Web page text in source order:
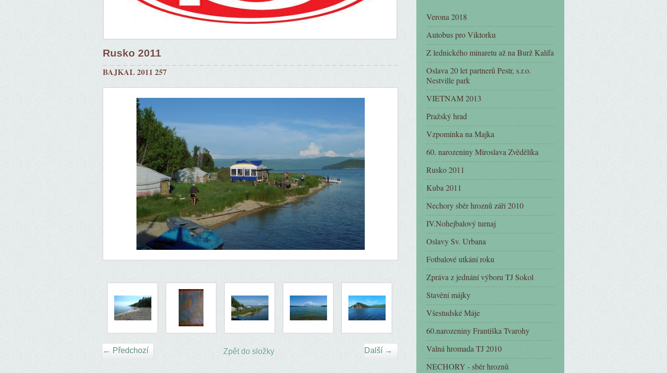
Rusko 2011
BAJKAL 2011 257
← Předchozí Další →
Zpět do složky
Verona 2018
Autobus pro Viktorku
Z lednického minaretu až na Burž Kalífa
Oslava 20 let partnerů Pestr, s.r.o.
Nestville park
VIETNAM 2013
Pražský hrad
Vzpomínka na Majka
60. narozeniny Miroslava Zvědělíka
Rusko 2011
Kuba 2011
Nechory sběr hroznů září 2010
IV.Nohejbalový turnaj
Oslavy Sv. Urbana
Fotbalové utkání roku
Zpráva z jednání výboru TJ Sokol
Stavění májky
Všestudské Máje
60.narozeniny Františka Tvarohy
Valná hromada TJ 2010
NECHORY - sběr hroznů